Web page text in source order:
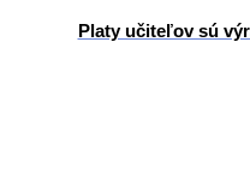
Platy učiteľov sú